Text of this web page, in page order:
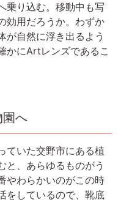
乗り込む。移動中も写
効用だろうか。わずか
が自然に浮き出るよう
かにArtレンズであるこ
園へ
ていた交野市にある植
と、あらゆるものがう
やわらかいのがこの時
をしているので、靴底